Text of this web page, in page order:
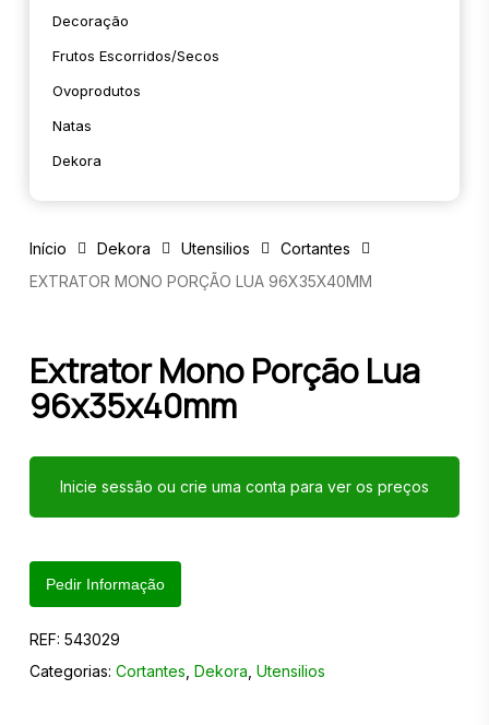
Decoração
Frutos Escorridos/secos
Ovoprodutos
Natas
Dekora
Início Dekora Utensilios
Cortantes
EXTRATOR MONO PORÇÃO LUA 96X35X40MM
Extrator Mono Porção Lua
96x35x40mm
Inicie sessão ou crie uma conta para ver os preços
Pedir Informação
REF: 543029
Categorias: Cortantes Dekora Utensilios